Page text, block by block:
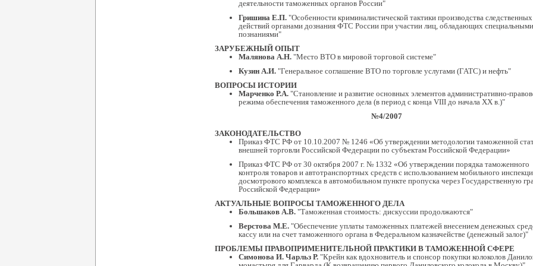
деятельности таможенных органов России"
Гришина Е.П. "Особенности криминалистической тактики производства следственных
действий органами дознания ФТС России при участии лиц, обладающих специальными
познаниями"
ЗАРУБЕЖНЫЙ ОПЫТ
Малянова А.Н. "Место ВТО в мировой торговой системе"
Кузин А.И. "Генеральное соглашение ВТО по торговле услугами (ГАТС) и нефть"
ВОПРОСЫ ИСТОРИИ
Марченко Р.А. "Становление и развитие основных элементов административно-
режима обеспечения таможенного дела (в период с конца VIII до начала XX в.)"
№4/2007
ЗАКОНОДАТЕЛЬСТВО
Приказ ФТС РФ от 10.10.2007 № 1246 «Об утверждении методологии таможенной
внешней торговли Российской Федерации по субъектам Российской Федерации»
Приказ ФТС РФ от 30 октября 2007 г. № 1332 «Об утверждении порядка таможенного
контроля товаров и автотранспортных средств с использованием мобильного
досмотрового комплекса в автомобильном пункте пропуска через Государственную
Российской Федерации»
АКТУАЛЬНЫЕ ВОПРОСЫ ТАМОЖЕННОГО ДЕЛА
Большаков А.В. "Таможенная стоимость: дискуссии продолжаются"
Верстова М.Е. "Обеспечение уплаты таможенных платежей внесением денежных
кассу или на счет таможенного органа в Федеральном казначействе (денежный залог)"
ПРОБЛЕМЫ ПРАВОПРИМЕНИТЕЛЬНОЙ ПРАКТИКИ В ТАМОЖЕННОЙ СФЕРЕ
Симонова И. Чарльз Р. "Крейн как вдохновитель и спонсор покупки колоколов